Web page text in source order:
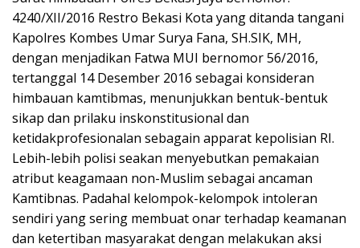
4240/XII/2016 Restro Bekasi Kota yang ditanda tangani
Kapolres Kombes Umar Surya Fana, SH.SIK, MH,
dengan menjadikan Fatwa MUI bernomor 56/2016,
tertanggal 14 Desember 2016 sebagai konsideran
himbauan kamtibmas, menunjukkan bentuk-bentuk
sikap dan prilaku inskonstitusional dan
ketidakprofesionalan sebagain apparat kepolisian RI.
Lebih-lebih polisi seakan menyebutkan pemakaian
atribut keagamaan non-Muslim sebagai ancaman
Kamtibnas. Padahal kelompok-kelompok intoleran
sendiri yang sering membuat onar terhadap keamanan
dan ketertiban masyarakat dengan melakukan aksi